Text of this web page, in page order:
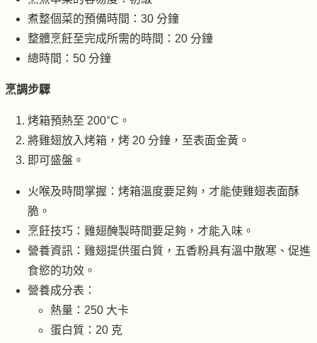
煮整個菜的預備時間：30 分鐘
整體烹飪至完成所需的時間：20 分鐘
總時間：50 分鐘
烹調步驟
烤箱預熱至 200°C。
將雞翅放入烤箱，烤 20 分鐘，至表面金黃。
即可盛盤。
火喉及時間掌握：烤箱溫度要足夠，才能使雞翅表面酥
脆。
烹飪技巧：雞翅醃製時間要足夠，才能入味。
營養資訊：雞翅提供蛋白質，五香粉具有溫中散寒、促進
食慾的功效。
營養成分表：
熱量：250 大卡
蛋白質：20 克